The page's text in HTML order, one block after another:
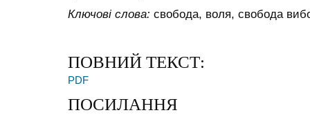
Ключові слова: свобода, воля, свобода
ПОВНИЙ ТЕКСТ:
PDF
ПОСИЛАННЯ